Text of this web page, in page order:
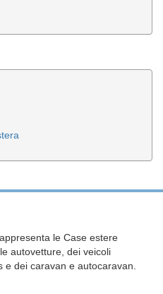
le Case estere
autovetture, dei veicoli
dei caravan e autocaravan.